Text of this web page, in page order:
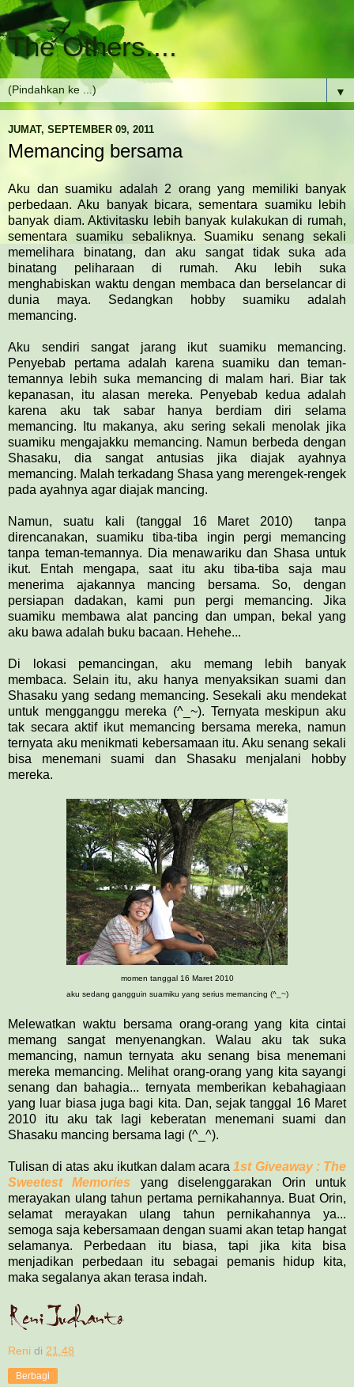
The Others....
▼
JUMAT, SEPTEMBER 09, 2011
Memancing bersama
Aku dan suamiku adalah 2 orang yang memiliki banyak
perbedaan. Aku banyak bicara, sementara suamiku lebih
banyak diam. Aktivitasku lebih banyak kulakukan di rumah,
sementara suamiku sebaliknya. Suamiku senang sekali
memelihara binatang, dan aku sangat tidak suka ada
binatang peliharaan di rumah. Aku lebih suka
menghabiskan waktu dengan membaca dan berselancar di
dunia maya. Sedangkan hobby suamiku adalah
memancing.
Aku sendiri sangat jarang ikut suamiku memancing.
Penyebab pertama adalah karena suamiku dan teman-
temannya lebih suka memancing di malam hari. Biar tak
kepanasan, itu alasan mereka. Penyebab kedua adalah
karena aku tak sabar hanya berdiam diri selama
memancing. Itu makanya, aku sering sekali menolak jika
suamiku mengajakku memancing. Namun berbeda dengan
Shasaku, dia sangat antusias jika diajak ayahnya
memancing. Malah terkadang Shasa yang merengek-rengek
pada ayahnya agar diajak mancing.
Namun, suatu kali (tanggal 16 Maret 2010) tanpa
direncanakan, suamiku tiba-tiba ingin pergi memancing
tanpa teman-temannya. Dia menawariku dan Shasa untuk
ikut. Entah mengapa, saat itu aku tiba-tiba saja mau
menerima ajakannya mancing bersama. So, dengan
persiapan dadakan, kami pun pergi memancing. Jika
suamiku membawa alat pancing dan umpan, bekal yang
aku bawa adalah buku bacaan. Hehehe...
Di lokasi pemancingan, aku memang lebih banyak
membaca. Selain itu, aku hanya menyaksikan suami dan
Shasaku yang sedang memancing. Sesekali aku mendekat
untuk mengganggu mereka (^_~). Ternyata meskipun aku
tak secara aktif ikut memancing bersama mereka, namun
ternyata aku menikmati kebersamaan itu. Aku senang sekali
bisa menemani suami dan Shasaku menjalani hobby
mereka.
momen tanggal 16 Maret 2010
aku sedang gangguin suamiku yang serius memancing (^_~)
Melewatkan waktu bersama orang-orang yang kita cintai
memang sangat menyenangkan. Walau aku tak suka
memancing, namun ternyata aku senang bisa menemani
mereka memancing. Melihat orang-orang yang kita sayangi
senang dan bahagia... ternyata memberikan kebahagiaan
yang luar biasa juga bagi kita. Dan, sejak tanggal 16 Maret
2010 itu aku tak lagi keberatan menemani suami dan
Shasaku mancing bersama lagi (^_^).
Tulisan di atas aku ikutkan dalam acara1st Giveaway : The
Sweetest Memories yang diselenggarakan Orin untuk
merayakan ulang tahun pertama pernikahannya. Buat Orin,
selamat merayakan ulang tahun pernikahannya ya...
semoga saja kebersamaan dengan suami akan tetap hangat
selamanya. Perbedaan itu biasa, tapi jika kita bisa
menjadikan perbedaan itu sebagai pemanis hidup kita,
maka segalanya akan terasa indah.
Reni di 21.48
Berbagi